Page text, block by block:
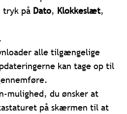
tryk på Dato, Klokkeslæt,
alle tilgængelige
kan tage op til
mulighed, du ønsker at
på skærmen til at